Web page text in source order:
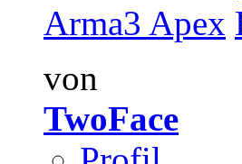
Arma3 Apex
von
TwoFace